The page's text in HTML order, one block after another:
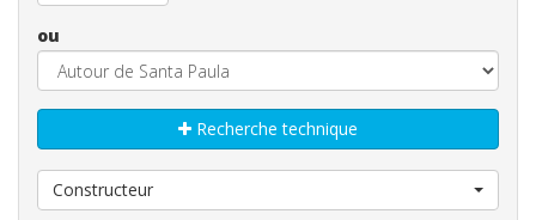
ou
Recherche technique
Constructeur